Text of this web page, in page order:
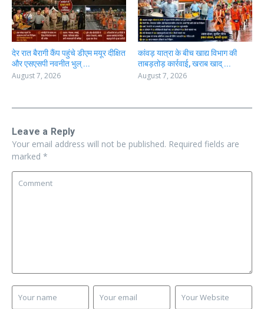
देर रात बैरागी कैंप पहुंचे डीएम मयूर दीक्षित
और एसएसपी नवनीत भुल् ...
August 7, 2026
कांवड़ यात्रा के बीच खाद्य विभाग की
ताबड़तोड़ कार्रवाई, खराब खाद् ...
August 7, 2026
Leave a Reply
Your email address will not be published. Required fields are
marked *